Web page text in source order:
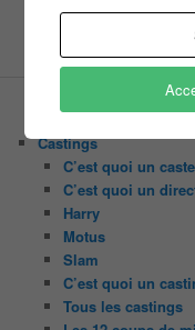
PAGES
Castings
C’est quoi un
C’est quoi un
Harry
Motus
Slam
C’est quoi un
Tous les castings